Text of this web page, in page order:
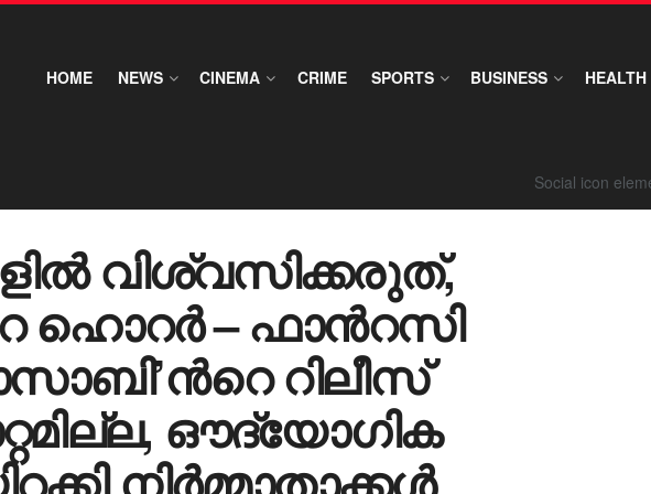
HOME NEWS CINEMA CRIME SPORTS BUSINESS HEALTH
Social icon
വിശ്വസിക്കരുത്,
ഹൊറർ – ഫാന്‍റസി
റിലീസ്
ഔദ്യോഗിക